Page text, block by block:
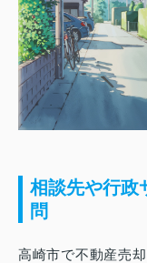
相談先や行政
問
高崎市で不動産売